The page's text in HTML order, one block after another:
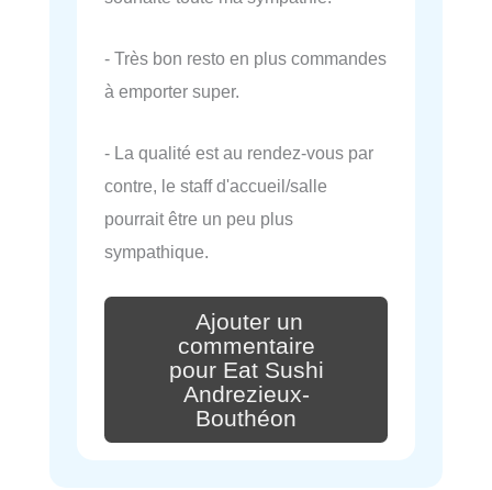
- Très bon resto en plus commandes
à emporter super.
- La qualité est au rendez-vous par
contre, le staff d'accueil/salle
pourrait être un peu plus
sympathique.
Ajouter un
commentaire
pour Eat Sushi
Andrezieux-
Bouthéon